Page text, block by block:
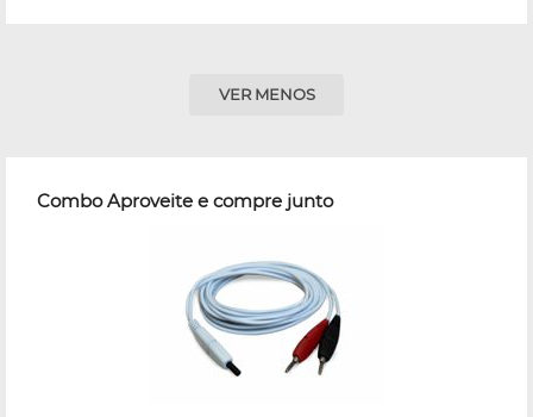
VER MENOS
Combo Aproveite e compre junto